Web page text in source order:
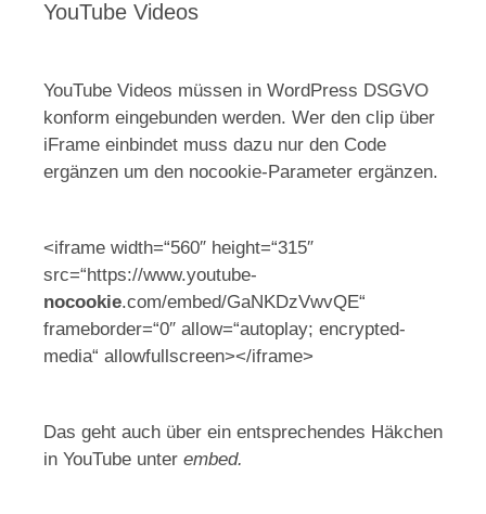
YouTube Videos
YouTube Videos müssen in WordPress DSGVO
konform eingebunden werden. Wer den clip über
iFrame einbindet muss dazu nur den Code
ergänzen um den nocookie-Parameter ergänzen.
<iframe width=“560″ height=“315″
src=“https://www.youtube-
nocookie.com/embed/GaNKDzVwvQE“
frameborder=“0″ allow=“autoplay; encrypted-
media“ allowfullscreen></iframe>
Das geht auch über ein entsprechendes Häkchen
in YouTube unter embed.